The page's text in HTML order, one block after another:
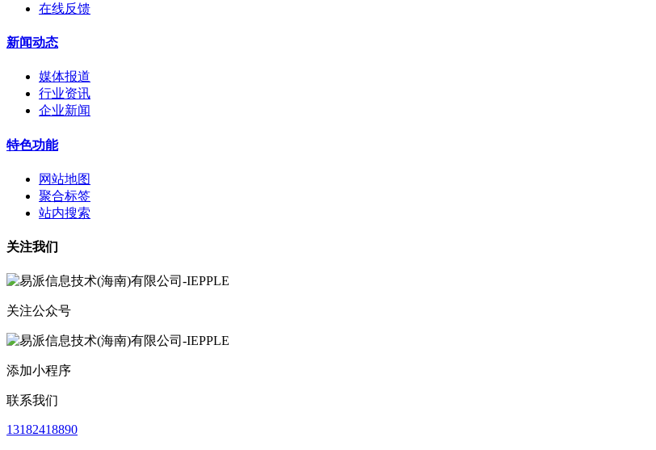
在线反馈
新闻动态
媒体报道
行业资讯
企业新闻
特色功能
网站地图
聚合标签
站内搜索
关注我们
关注公众号
添加小程序
联系我们
13182418890